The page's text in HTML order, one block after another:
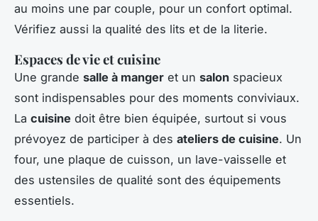
au moins une par couple, pour un confort optimal.
Vérifiez aussi la qualité des lits et de la literie.
Espaces de vie et cuisine
Une grande salle à manger et un salon spacieux
sont indispensables pour des moments conviviaux.
La cuisine doit être bien équipée, surtout si vous
prévoyez de participer à des ateliers de cuisine. Un
four, une plaque de cuisson, un lave-vaisselle et
des ustensiles de qualité sont des équipements
essentiels.